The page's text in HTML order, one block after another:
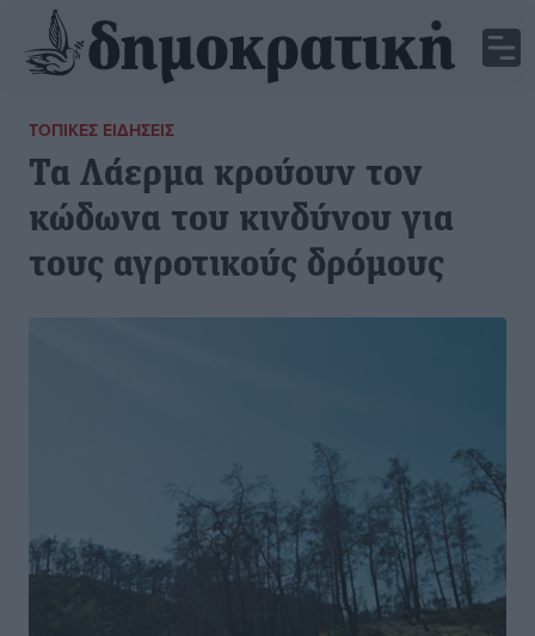
ΤΟΠΙΚΈΣ ΕΙΔΉΣΕΙΣ
Τα Λάερμα κρούουν τον
κώδωνα του κινδύνου για
τους αγροτικούς δρόμους